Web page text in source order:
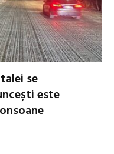
se
este